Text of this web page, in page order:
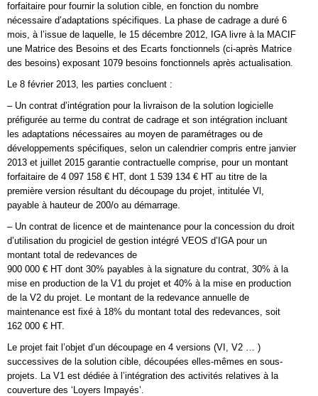
forfaitaire pour fournir la solution cible, en fonction du nombre
nécessaire d’adaptations spécifiques. La phase de cadrage a duré 6
mois, à l’issue de laquelle, le 15 décembre 2012, IGA livre à la MACIF
une Matrice des Besoins et des Ecarts fonctionnels (ci-après Matrice
des besoins) exposant 1079 besoins fonctionnels après actualisation.
Le 8 février 2013, les parties concluent :
– Un contrat d’intégration pour la livraison de la solution logicielle
préfigurée au terme du contrat de cadrage et son intégration incluant
les adaptations nécessaires au moyen de paramétrages ou de
développements spécifiques, selon un calendrier compris entre janvier
2013 et juillet 2015 garantie contractuelle comprise, pour un montant
forfaitaire de 4 097 158 € HT, dont 1 539 134 € HT au titre de la
première version résultant du découpage du projet, intitulée Vl,
payable à hauteur de 200/o au démarrage.
– Un contrat de licence et de maintenance pour la concession du droit
d’utilisation du progiciel de gestion intégré VEOS d’IGA pour un
montant total de redevances de
900 000 € HT dont 30% payables à la signature du contrat, 30% à la
mise en production de la V1 du projet et 40% à la mise en production
de la V2 du projet. Le montant de la redevance annuelle de
maintenance est fixé à 18% du montant total des redevances, soit
162 000 € HT.
Le projet fait l’objet d’un découpage en 4 versions (VI, V2 … )
successives de la solution cible, découpées elles-mêmes en sous-
projets. La V1 est dédiée à l’intégration des activités relatives à la
couverture des ‘Loyers Impayés’.